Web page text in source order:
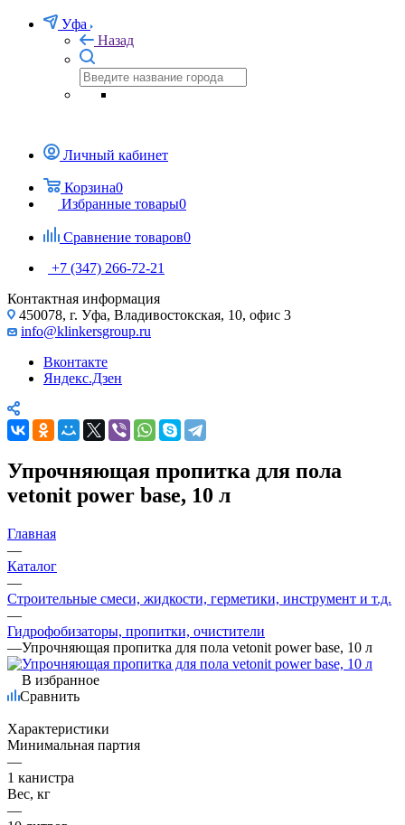
Уфа
Назад
Личный кабинет
Корзина0
Избранные товары0
Сравнение товаров0
+7 (347) 266-72-21
Контактная информация
450078, г. Уфа, Владивостокская, 10, офис 3
info@klinkersgroup.ru
Вконтакте
Яндекс.Дзен
Упрочняющая пропитка для пола
vetonit power base, 10 л
Главная
—
Каталог
—
Строительные смеси, жидкости, герметики, инструмент и т.д.
—
Гидрофобизаторы, пропитки, очистители
—Упрочняющая пропитка для пола vetonit power base, 10 л
В избранное
Сравнить
Характеристики
Минимальная партия
—
1 канистра
Вес, кг
—